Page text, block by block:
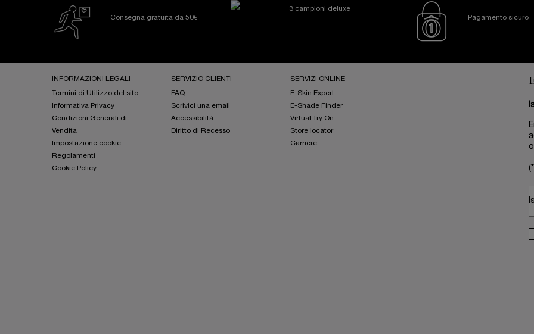
Consegna gratuita da 50€
3 campioni deluxe
Pagamento sicuro
INFORMAZIONI LEGALI
Termini di Utilizzo del sito
Informativa Privacy
Condizioni Generali di
Vendita
Impostazione cookie
Regolamenti
Cookie Policy
SERVIZIO CLIENTI
FAQ
Scrivici una email
Accessibilità
Diritto di Recesso
SERVIZI ONLINE
E-Skin Expert
E-Shade Finder
Virtual Try On
Store locator
Carriere